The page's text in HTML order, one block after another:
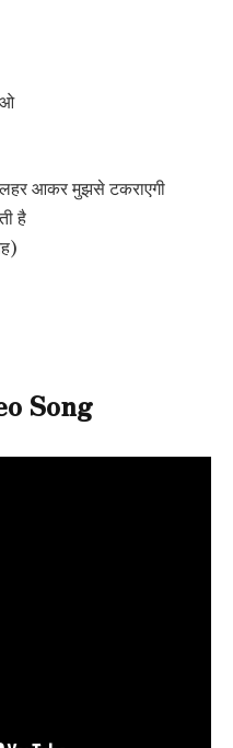
आकर मुझसे टकराएगी
है
Song